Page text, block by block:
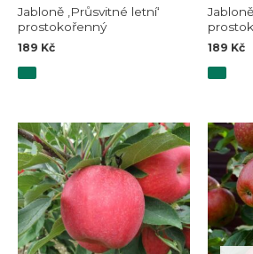
Jabloně ‚Průsvitné letní‘
prostokořenný
189 Kč
Jabloně
189 Kč